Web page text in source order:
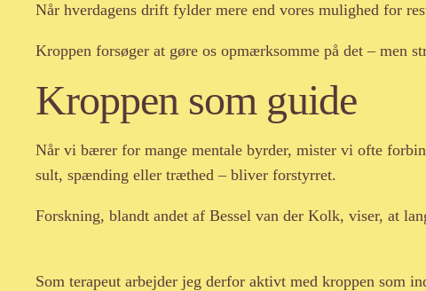
Når hverdagens drift fylder mere end vores mulighed for
Kroppen forsøger at gøre os opmærksomme på det – men
Kroppen som guide
Når vi bærer for mange mentale byrder, mister vi ofte
sult, spænding eller træthed – bliver forstyrret.
Forskning, blandt andet af Bessel van der Kolk, viser, at
Som terapeut arbejder jeg derfor aktivt med kroppen som